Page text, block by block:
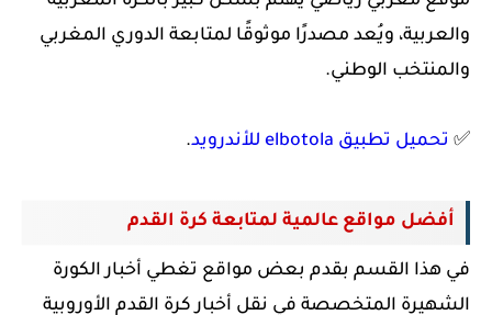
والعربية، ويُعد مصدرًا موثوقًا لمتابعة الدوري المغربي
والمنتخب الوطني.
✅ تحميل تطبيق elbotola للأندرويد .
أفضل مواقع عالمية لمتابعة كرة القدم
في هذا القسم بقدم بعض مواقع تغطي أخبار الكورة
الشهيرة المتخصصة في نقل أخبار كرة القدم الأوروبية